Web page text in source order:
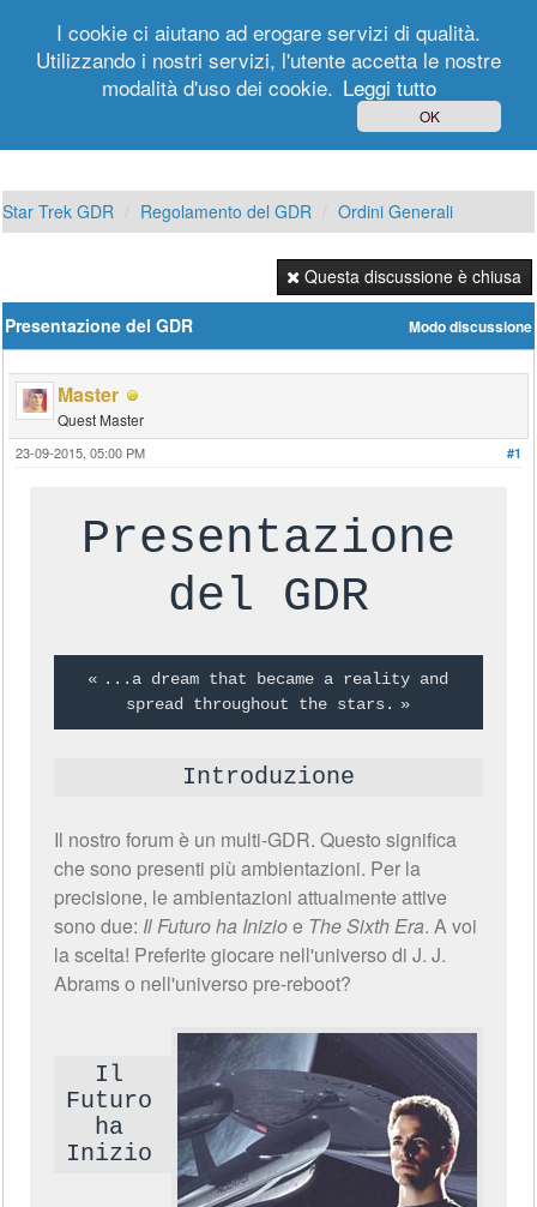
Registrati
Star Trek GDR Regolamento del GDR Ordini Generali
Questa discussione è chiusa
Modo discussione
Presentazione del GDR
Master
Quest Master
#1
23-09-2015, 05:00 PM
Presentazione
del GDR
...a dream that became a reality and
spread throughout the stars.
Introduzione
Il nostro forum è un multi-GDR. Questo significa
che sono presenti più ambientazioni. Per la
precisione, le ambientazioni attualmente attive
sono due: Il Futuro ha Inizioe The Sixth Era. A voi
la scelta! Preferite giocare nell'universo di J. J.
Abrams o nell'universo pre-reboot?
Il
Futuro
ha
Inizio
I cookie ci aiutano ad erogare servizi di qualità.
Utilizzando i nostri servizi, l'utente accetta le nostre
modalità d'uso dei cookie. Leggi tutto
OK